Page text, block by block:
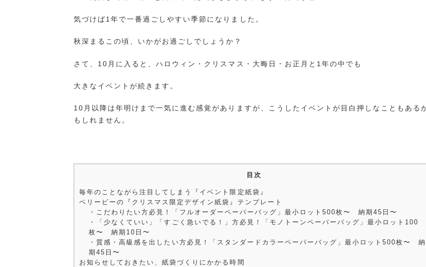
気づけば1年で一番過ごしやすい季節になりました。
秋深まるこの頃、いかがお過ごしでしょうか？
さて、10月に入ると、ハロウィン・クリスマス・大晦日・お正月と1年の中でも
大きなイベントが続きます。
10月以降は年明けまで一気に進む感覚がありますが、こうしたイベントが目白押しなこともある
もしれません。
目次
毎年のことながら注目してしまう『イベント限定紙袋』
ベリービーの『クリスマス限定デザイン紙袋』テンプレート
・こだわりたい方必見！「フルオーダーペーパーバッグ」最小ロット500枚〜 納期45日〜
・「少なくていい」「すごく急いでる！」方必見！「モノトーンペーパーバッグ」最小ロット100
枚〜 納期10日〜
・質感・高級感を出したい方必見！「スタンダードカラーペーパーバッグ」最小ロット500枚〜 納
期45日〜
お知らせしておきたい、紙袋づくりにかかる時間